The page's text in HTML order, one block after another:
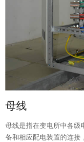
母线
母线是指在变电所中各级
备和相应配电装置的连接